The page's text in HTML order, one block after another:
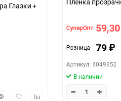
Глазки +
ДобавитьДобавить
СуперОпт 59,30
Розница 79 ₽
Артикул: 6049352
В наличии